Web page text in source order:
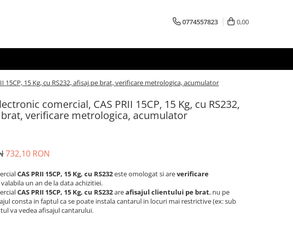
0774557823 0,00
15CP, 15 Kg, cu RS232, afisaj pe brat, verificare metrologica, acumulator
comercial, CAS PRII 15CP, 15 Kg, cu RS232,
verificare metrologica, acumulator
732,10 RON
CAS PRII 15CP, 15 Kg, cu RS232este omologat si areverificare
valabila un an de la data achizitiei.
CAS PRII 15CP, 15 Kg, cu RS232areafisajul clientului pe brat, nu pe
consta in faptul ca se poate instala cantarul in locuri mai restrictive (ex: sub
va vedea afisajul cantarului.